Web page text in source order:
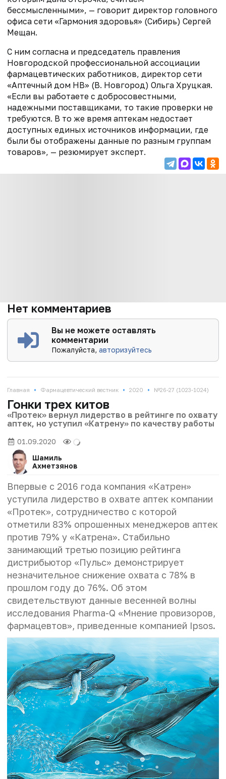
бессмысленными», — говорит директор головного
офиса сети «Гармония здоровья» (Сибирь) Сергей
Мещан.
С ним согласна и председатель правления
Новгородской профессио­нальной ассоциации
фармацевтических работников, директор сети
«Аптечный дом НВ» (В. Новгород) Ольга Хруцкая.
«Если вы работаете с добросовестными,
надежными поставщиками, то такие проверки не
требуются. В то же время аптекам недостает
доступных единых источников информации, где
были бы отображены данные по разным группам
товаров», — резюмирует эксперт.
Нет комментариев
Вы не можете оставлять
комментарии
Пожалуйста,авторизуйтесь
Главная • Фармацевтический вестник • 2020 • №26-27 (1023-1024)
Гонки трех китов
«Протек» вернул лидерство в рейтинге по охвату
аптек, но уступил «Катрену» по качеству работы
01.09.2020
Шамиль
Ахметзянов
Впервые с 2016 года компания «Катрен»
уступила лидерство в охвате аптек компании
«Протек», сотрудничество с которой
отметили 83% опрошенных менеджеров аптек
против 79% у «Катрена». Стабильно
занимающий третью позицию рейтинга
дистрибьютор «Пульс» демонстрирует
незначительное снижение охвата с 78% в
прошлом году до 76%. Об этом
свидетельствуют данные весенней волны
исследования Pharma-Q «Мнение провизоров,
фармацевтов», приведенные компанией Ipsos.